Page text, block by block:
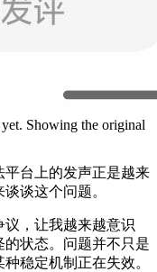
Showing the original
台上的发声正是越来
谈这个问题。
，让我越来越意识
状态。问题并不只是
稳定机制正在失效。